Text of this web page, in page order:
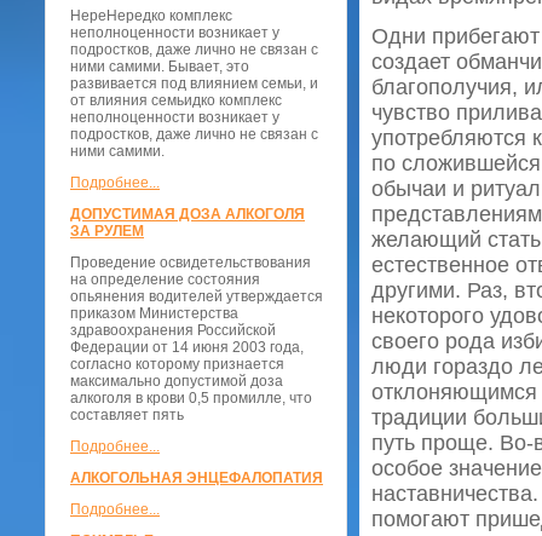
НереНередко комплекс
неполноценности возникает у
подростков, даже лично не связан с
ними самими. Бывает, это
развивается под влиянием семьи, и
от влияния семьидко комплекс
неполноценности возникает у
подростков, даже лично не связан с
ними самими.
Подробнее...
ДОПУСТИМАЯ ДОЗА АЛКОГОЛЯ
ЗА РУЛЕМ
Проведение освидетельствования
на определение состояния
опьянения водителей утверждается
приказом Министерства
здравоохранения Российской
Федерации от 14 июня 2003 года,
согласно которому признается
максимально допустимой доза
алкоголя в крови 0,5 промилле, что
составляет пять
Подробнее...
АЛКОГОЛЬНАЯ ЭНЦЕФАЛОПАТИЯ
Подробнее...
Одни прибегают
создает
благополучия,
чувство
употребляются
по
обычаи и
желающий
естественное
другими. Раз,
некоторого
своего рода
люди гораздо
отклоняющимся
традиции
путь проще. Во-
особое
помогают